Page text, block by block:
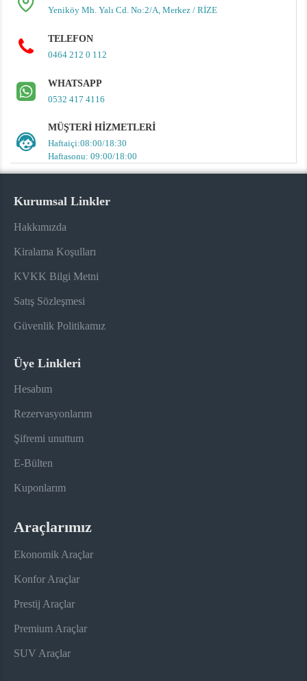
Yeniköy Mh. Yalı Cd. No:2/A, Merkez / RİZE
TELEFON
0464 212 0 112
WHATSAPP
0532 417 4116
MÜŞTERI HIZMETLERI
Haftaiçi:08:00/18:30
Haftasonu: 09:00/18:00
Kurumsal Linkler
Hakkımızda
Kiralama Koşulları
KVKK Bilgi Metni
Satış Sözleşmesi
Güvenlik Politikamız
Üye Linkleri
Hesabım
Rezervasyonlarım
Şifremi unuttum
E-Bülten
Kuponlarım
Araçlarımız
Ekonomik Araçlar
Konfor Araçlar
Prestij Araçlar
Premium Araçlar
SUV Araçlar